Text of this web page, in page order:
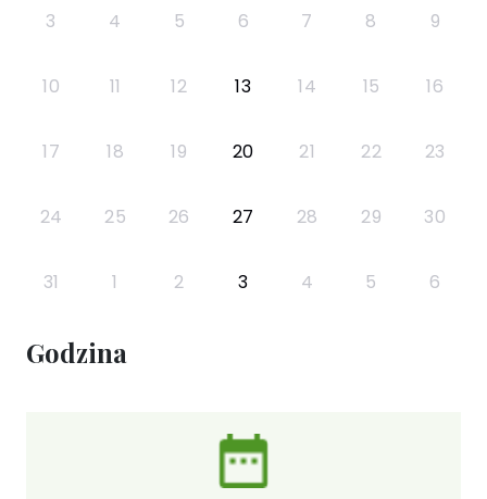
3 4 5 6 7 8 9
10 11 12 13 14 15 16
17 18 19 20 21 22 23
24 25 26 27 28 29 30
31 1 2 3 4 5 6
Godzina